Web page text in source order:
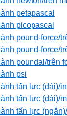
petapascal
picopascal
pound-force/
pound-force/
poundal/trên
psi
tấn lực (dài)/
tấn lực (dài)/
tấn lực